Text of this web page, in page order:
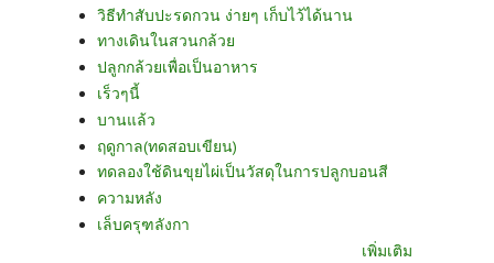
วิธีทำสับปะรดกวน ง่ายๆ เก็บไว้ได้นาน
ทางเดินในสวนกล้วย
ปลูกกล้วยเพื่อเป็นอาหาร
เร็วๆนี้
บานแล้ว
ฤดูกาล(ทดสอบเขียน)
ทดลองใช้ดินขุยไผ่เป็นวัสดุในการปลูกบอนสี
ความหลัง
เล็บครุฑลังกา
เพิ่มเติม